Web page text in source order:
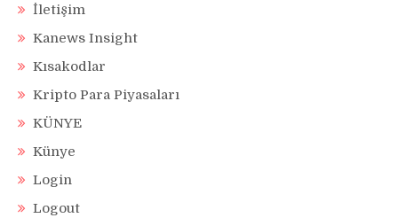
İletişim
Kanews Insight
Kısakodlar
Kripto Para Piyasaları
KÜNYE
Künye
Login
Logout